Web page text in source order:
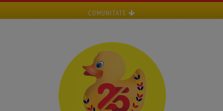
COMUNITATE